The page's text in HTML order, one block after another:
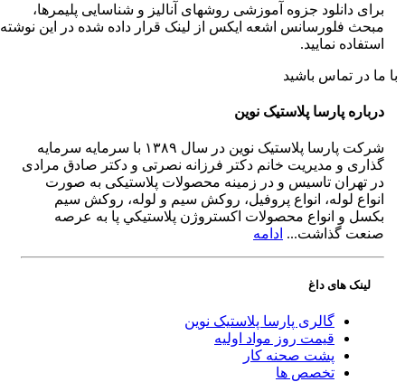
برای دانلود جزوه آموزشی روشهای آنالیز و شناسایی پلیمرها،
مبحث فلورسانس اشعه ایکس از لینک قرار داده شده در این نوشته
استفاده نمایید.
با ما در تماس باشید
درباره پارسا پلاستیک نوین
شرکت پارسا پلاستیک نوین در سال ۱۳۸۹ با سرمایه سرمایه
گذاری و مدیریت خانم دکتر فرزانه نصرتی و دکتر صادق مرادی
در تهران تاسیس و در زمینه محصولات پلاستیکی به صورت
انواع لوله، انواع پروفیل، روکش سیم و لوله، روکش سیم
بکسل و انواع محصولات اکستروژن پلاستيكي پا به عرصه
صنعت گذاشت... ادامه
لینک های داغ
گالری پارسا پلاستیک نوین
قیمت روز مواد اولیه
پشت صحنه کار
تخصص ها